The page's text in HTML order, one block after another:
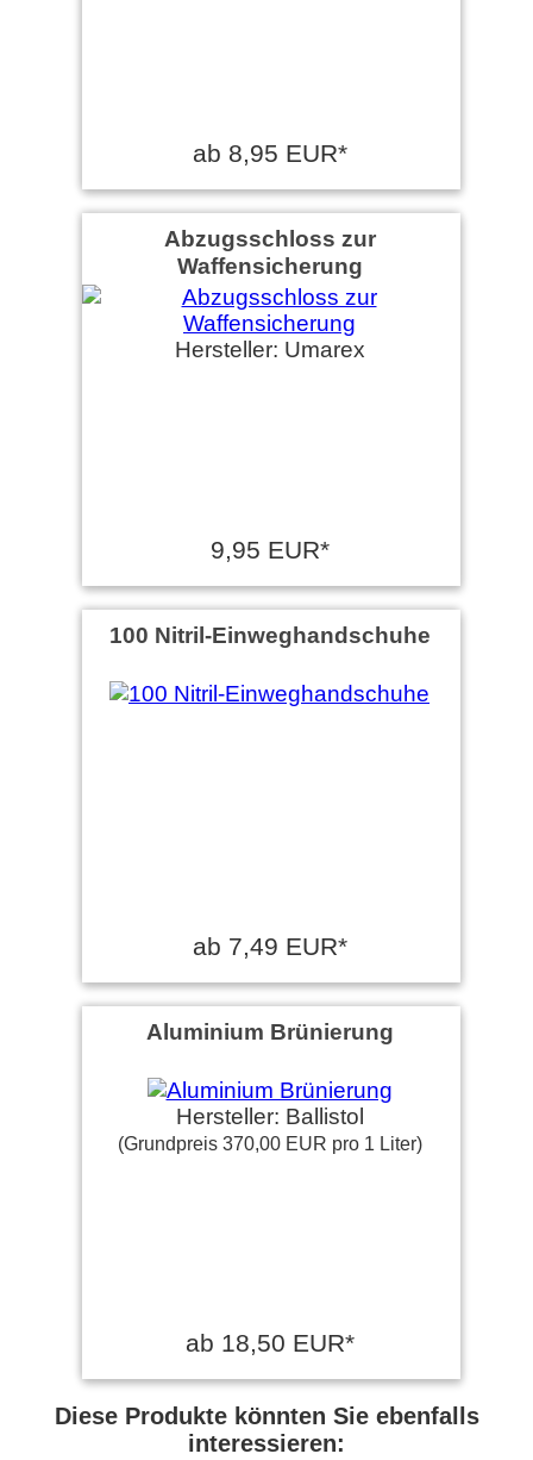
ab 8,95 EUR*
Abzugsschloss zur
Waffensicherung
Hersteller: Umarex
9,95 EUR*
100 Nitril-Einweghandschuhe
ab 7,49 EUR*
Aluminium Brünierung
Hersteller: Ballistol
(Grundpreis 370,00 EUR pro 1 Liter)
ab 18,50 EUR*
Diese Produkte könnten Sie ebenfalls
interessieren: